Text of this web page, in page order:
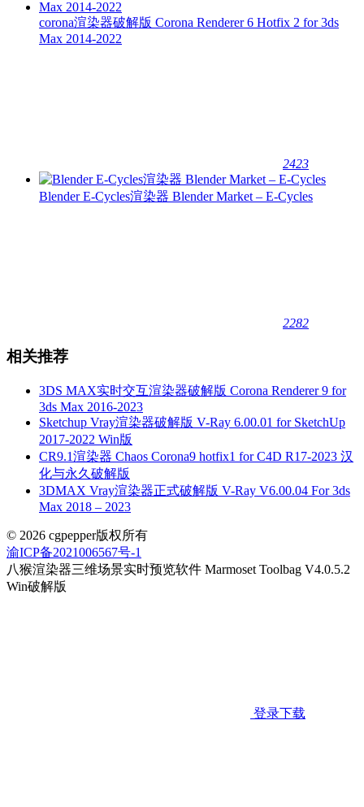
corona渲染器破解版 Corona Renderer 6 Hotfix 2 for 3ds
Max 2014-2022
2423
Blender E-Cycles渲染器 Blender Market – E-Cycles
2282
相关推荐
3DS MAX实时交互渲染器破解版 Corona Renderer 9 for
3ds Max 2016-2023
Sketchup Vray渲染器破解版 V-Ray 6.00.01 for SketchUp
2017-2022 Win版
CR9.1渲染器 Chaos Corona9 hotfix1 for C4D R17-2023 汉
化与永久破解版
3DMAX Vray渲染器正式破解版 V-Ray V6.00.04 For 3ds
Max 2018 – 2023
© 2026 cgpepper版权所有
渝ICP备2021006567号-1
八猴渲染器三维场景实时预览软件 Marmoset Toolbag V4.0.5.2
Win破解版
登录下载